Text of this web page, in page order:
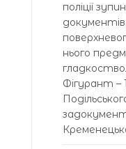
поліції
нього
Фігурант –